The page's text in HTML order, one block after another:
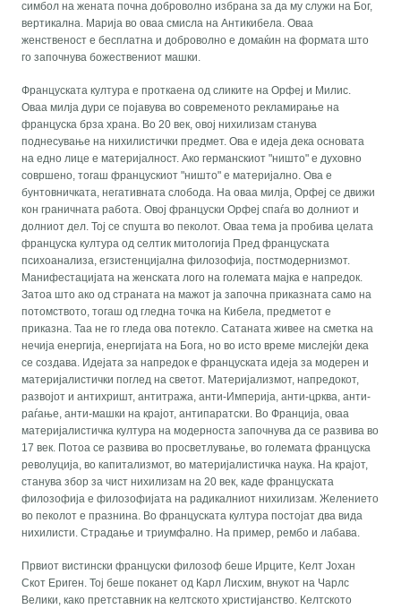
симбол на жената почна доброволно избрана за да му служи на Бог,
вертикална. Марија во оваа смисла на Антикибела. Оваа
женственост е бесплатна и доброволно е домаќин на формата што
го започнува божествениот машки.
Француската култура е проткаена од сликите на Орфеј и Милис.
Оваа милја дури се појавува во современото рекламирање на
француска брза храна. Во 20 век, овој нихилизам станува
поднесување на нихилистички предмет. Ова е идеја дека основата
на едно лице е материјалност. Ако германскиот "ништо" е духовно
совршено, тогаш францускиот "ништо" е материјално. Ова е
бунтовничката, негативната слобода. На оваа милја, Орфеј се движи
кон граничната работа. Овој француски Орфеј спаѓа во долниот и
долниот дел. Тој се спушта во пеколот. Оваа тема ја пробива целата
француска култура од селтик митологија Пред француската
психоанализа, егзистенцијална филозофија, постмодернизмот.
Манифестацијата на женската лого на големата мајка е напредок.
Затоа што ако од страната на мажот ја започна приказната само на
потомството, тогаш од гледна точка на Кибела, предметот е
приказна. Таа не го гледа ова потекло. Сатаната живее на сметка на
нечија енергија, енергијата на Бога, но во исто време мислејќи дека
се создава. Идејата за напредок е француската идеја за модерен и
материјалистички поглед на светот. Материјализмот, напредокот,
развојот и антихришт, антитража, анти-Империја, анти-црква, анти-
раѓање, анти-машки на крајот, антипаратски. Во Франција, оваа
материјалистичка култура на модерноста започнува да се развива во
17 век. Потоа се развива во просветлување, во големата француска
револуција, во капитализмот, во материјалистичка наука. На крајот,
станува збор за чист нихилизам на 20 век, каде француската
филозофија е филозофијата на радикалниот нихилизам. Желението
во пеколот е празнина. Во француската култура постојат два вида
нихилисти. Страдање и триумфално. На пример, рембо и лабава.
Првиот вистински француски филозоф беше Ирците, Келт Јохан
Скот Ериген. Тој беше поканет од Карл Лисхим, внукот на Чарлс
Велики, како претставник на келтското христијанство. Келтското